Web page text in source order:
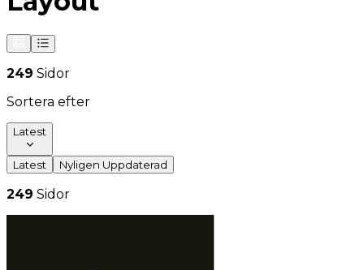
249 Sidor
Sortera efter
Latest
Latest Nyligen Uppdaterad
249 Sidor